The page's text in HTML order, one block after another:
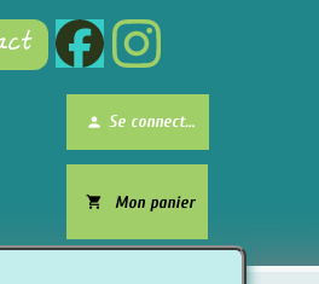
Se connecter
Mon panier